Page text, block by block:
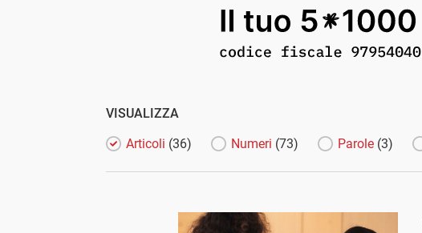
VISUALIZZA
Articoli (36) Numeri (73) Parole (3)